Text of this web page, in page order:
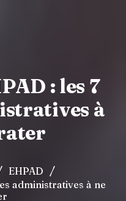
: les 7
à
EHPAD /
administratives à ne